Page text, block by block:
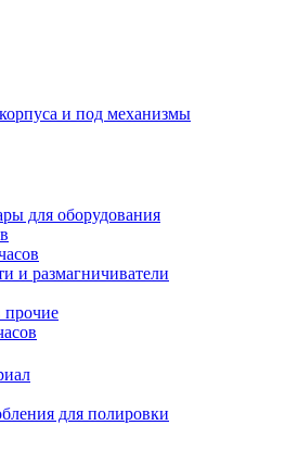
и под механизмы
для оборудования
и размагничиватели
прочие
для полировки